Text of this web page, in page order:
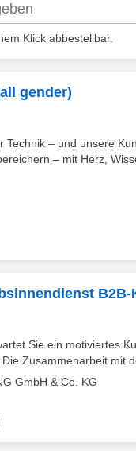
Klick abbestellbar.
gender)
Technik – und unsere
– mit Herz,
B2B-
Sie ein motiviertes
Zusammenarbeit mit
GmbH & Co. KG